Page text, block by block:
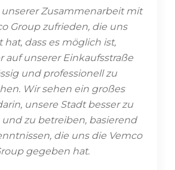
Zusammenarbeit mit
Group zufrieden, die uns
hat, dass es möglich ist,
auf unserer Einkaufsstraße
und professionell zu
Wir sehen ein großes
unsere Stadt besser zu
zu betreiben, basierend
die uns die Vemco
gegeben hat.